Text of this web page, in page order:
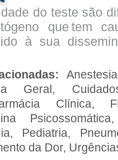
do teste são
que tem
à sua
Geral,
Clínica,
Pediatria,
da Dor,